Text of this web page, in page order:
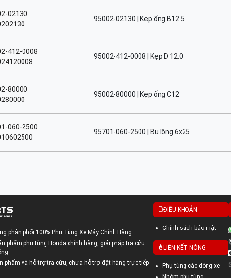
02130
95002-02130 | Kẹp ống B12.5
412-0008
95002-412-0008 | Kẹp D 12.0
80000
95002-80000 | Kẹp ống C12
060-2500
95701-060-2500 | Bu lông 6x25
phân phối 100% Phụ Tùng Xe Máy Chính Hãng
phẩm phụ tùng Honda chính hãng, giải pháp tra cứu
phẩm và hỗ trợ tra cứu, chưa hỗ trợ đặt hàng trực tiếp
ĐIỀU KHOẢN
Chính sách bảo mật
LIÊN KẾT NÓNG
Phụ tùng các dòng xe
Nhóm phụ tùng